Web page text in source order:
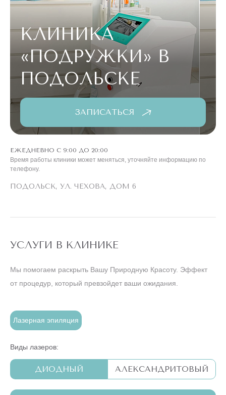
КЛИНИКА
«ПОДРУЖКИ»В
ПОДОЛЬСКЕ
ЗАПИСАТЬСЯ
ЕЖЕДНЕВНО С 9:00 ДО 20:00
Время работы клиники может меняться, уточняйте информацию по
телефону.
ПОДОЛЬСК, УЛ. ЧЕХОВА, ДОМ 6
УСЛУГИ В КЛИНИКЕ
Мы помогаем раскрыть Вашу Природную Красоту. Эффект
от процедур, который превзойдет ваши ожидания.
Лазерная эпиляция
Виды лазеров:
ДИОДНЫЙ АЛЕКСАНДРИТОВЫЙ